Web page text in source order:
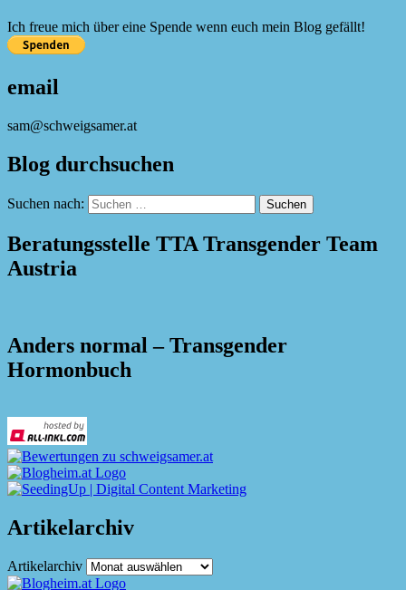
Ich freue mich über eine Spende wenn euch mein Blog gefällt!
email
sam@schweigsamer.at
Blog durchsuchen
Suchen nach:
Beratungsstelle TTA Transgender Team
Austria
Anders normal – Transgender
Hormonbuch
Artikelarchiv
Artikelarchiv